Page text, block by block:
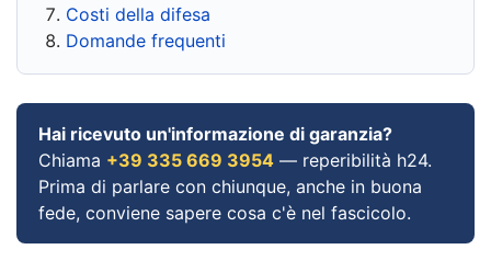
Costi della difesa
Domande frequenti
Hai ricevuto un'informazione di garanzia?
Chiama +39 335 669 3954 — reperibilità h24.
Prima di parlare con chiunque, anche in buona
fede, conviene sapere cosa c'è nel fascicolo.